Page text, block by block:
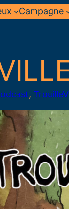
Campagne
,